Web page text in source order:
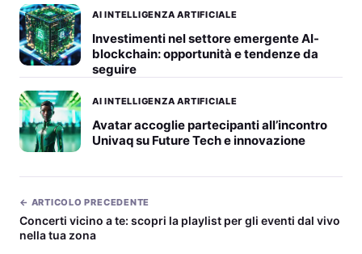
AI INTELLIGENZA ARTIFICIALE
Investimenti nel settore emergente AI-
blockchain: opportunità e tendenze da
seguire
AI INTELLIGENZA ARTIFICIALE
Avatar accoglie partecipanti all’incontro
Univaq su Future Tech e innovazione
← ARTICOLO PRECEDENTE
Concerti vicino a te: scopri la playlist per gli eventi dal vivo
nella tua zona